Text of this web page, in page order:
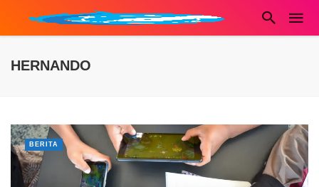
HERNANDO
BERITA